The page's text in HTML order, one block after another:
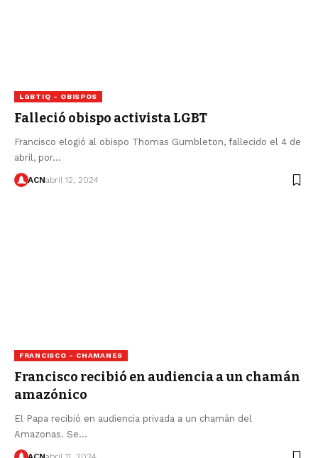
LGBTIQ - OBISPOS
Falleció obispo activista LGBT
Francisco elogió al obispo Thomas Gumbleton, fallecido el 4 de
abril, por…
ACNabril 12, 2024
FRANCISCO - CHAMANES
Francisco recibió en audiencia a un chamán
amazónico
El Papa recibió en audiencia privada a un chamán del
Amazonas. Se…